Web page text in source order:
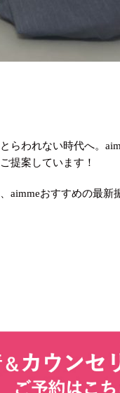
らわれない時代へ。
提案しています！
aimmeおすすめの最新